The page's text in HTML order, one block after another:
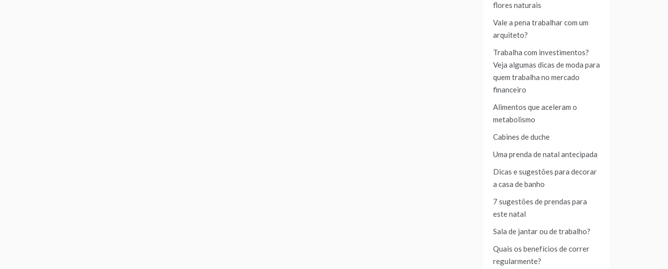
flores naturais
Vale a pena trabalhar com um
arquiteto?
Trabalha com investimentos?
Veja algumas dicas de moda para
quem trabalha no mercado
financeiro
Alimentos que aceleram o
metabolismo
Cabines de duche
Uma prenda de natal antecipada
Dicas e sugestões para decorar
a casa de banho
7 sugestões de prendas para
este natal
Sala de jantar ou de trabalho?
Quais os benefícios de correr
regularmente?